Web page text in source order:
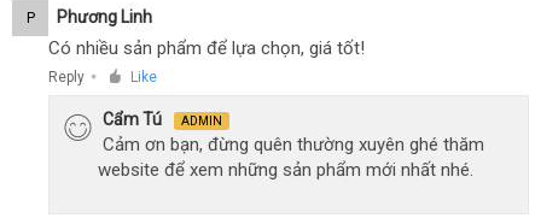
P Phương Linh
Có nhiều sản phẩm để lựa chọn, giá tốt!
Reply ● Like
Cẩm Tú ADMIN
Cảm ơn bạn, đừng quên thường xuyên ghé thăm
website để xem những sản phẩm mới nhất nhé.